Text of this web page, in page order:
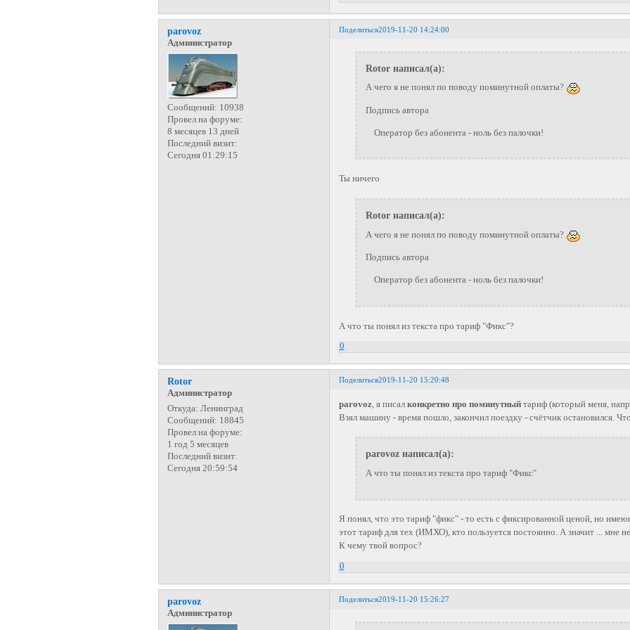
Поделиться2019-11-20 14:24:00
parovoz
Администратор
Сообщений: 10938
Провел на форуме:
8 месяцев 13 дней
Последний визит:
Сегодня 01:29:15
Rotor написал(а):
А чего я не понял по поводу поминутной оплаты?
Подпись автора
Оператор без абонента - ноль без палочки!
Ты ничего
Rotor написал(а):
А чего я не понял по поводу поминутной оплаты?
Подпись автора
Оператор без абонента - ноль без палочки!
А что ты понял из текста про тариф "Фикс"?
0
Поделиться2019-11-20 15:20:48
Rotor
Администратор
Откуда: Ленинград
Сообщений: 18845
Провел на форуме:
1 год 5 месяцев
Последний визит:
Сегодня 20:59:54
parovoz, я писал конкретно про поминутныйтариф (который меня,
Взял машину - время пошло, закончил поездку - счётчик остановился.
parovoz написал(а):
А что ты понял из текста про тариф "Фикс"
Я понял, что это тариф "фикс" - то есть с фиксированной ценой, но
этот тариф для тех (ИМХО), кто пользуется постоянно. А значит ... мне
К чему твой вопрос?
0
Поделиться2019-11-20 15:26:27
parovoz
Администратор